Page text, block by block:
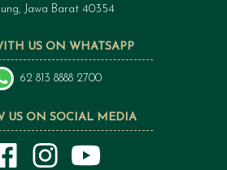
US ON SOCIAL MEDIA
US ON WHATSAPP
62 813 8888 2700
Jawa Barat 40354